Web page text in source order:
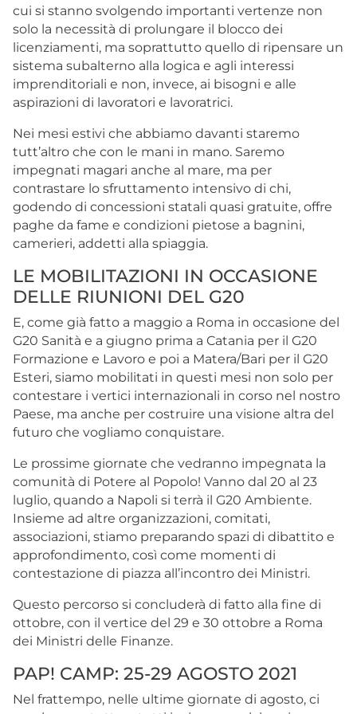
cui si stanno svolgendo importanti vertenze non
solo la necessità di prolungare il blocco dei
licenziamenti, ma soprattutto quello di ripensare un
sistema subalterno alla logica e agli interessi
imprenditoriali e non, invece, ai bisogni e alle
aspirazioni di lavoratori e lavoratrici.
Nei mesi estivi che abbiamo davanti staremo
tutt’altro che con le mani in mano. Saremo
impegnati magari anche al mare, ma per
contrastare lo sfruttamento intensivo di chi,
godendo di concessioni statali quasi gratuite, offre
paghe da fame e condizioni pietose a bagnini,
camerieri, addetti alla spiaggia.
LE MOBILITAZIONI IN OCCASIONE
DELLE RIUNIONI DEL G20
E, come già fatto a maggio a Roma in occasione del
G20 Sanità e a giugno prima a Catania per il G20
Formazione e Lavoro e poi a Matera/Bari per il G20
Esteri, siamo mobilitati in questi mesi non solo per
contestare i vertici internazionali in corso nel nostro
Paese, ma anche per costruire una visione altra del
futuro che vogliamo conquistare.
Le prossime giornate che vedranno impegnata la
comunità di Potere al Popolo! Vanno dal 20 al 23
luglio, quando a Napoli si terrà il G20 Ambiente.
Insieme ad altre organizzazioni, comitati,
associazioni, stiamo preparando spazi di dibattito e
approfondimento, così come momenti di
contestazione di piazza all’incontro dei Ministri.
Questo percorso si concluderà di fatto alla fine di
ottobre, con il vertice del 29 e 30 ottobre a Roma
dei Ministri delle Finanze.
PAP! CAMP: 25-29 AGOSTO 2021
Nel frattempo, nelle ultime giornate di agosto, ci